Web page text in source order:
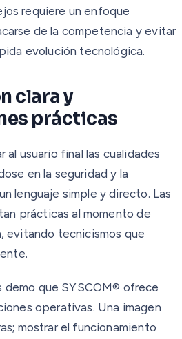
requiere un enfoque
de la competencia y evitar
evolución tecnológica.
clara y
prácticas
al usuario final las cualidades
en la seguridad y la
lenguaje simple y directo. Las
prácticas al momento de
evitando tecnicismos que
que SYSCOM® ofrece
operativas. Una imagen
mostrar el funcionamiento